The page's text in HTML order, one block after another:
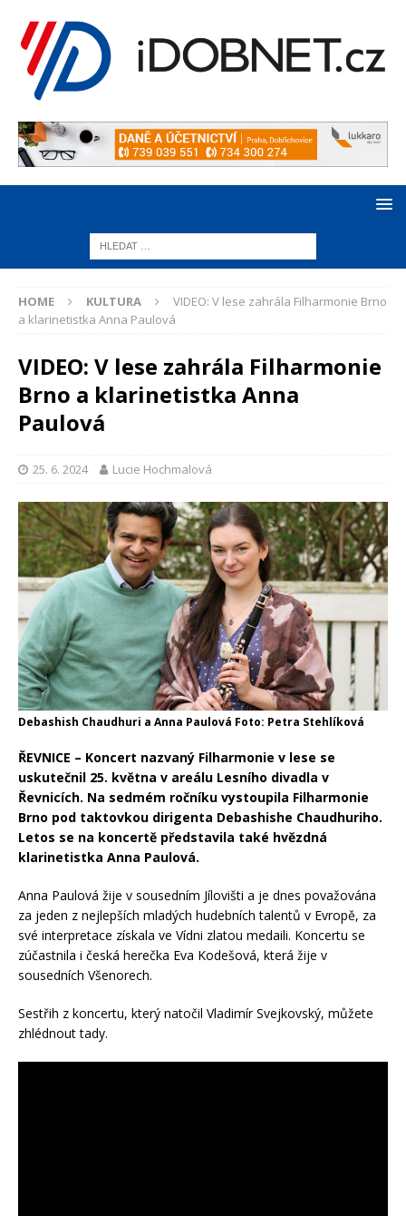
HOME KULTURA
VIDEO: V lese zahrála Filharmonie Brno
a klarinetistka Anna Paulová
VIDEO: V lese zahrála Filharmonie
Brno a klarinetistka Anna
Paulová
25. 6. 2024 Lucie Hochmalová
Debashish Chaudhuri a Anna Paulová Foto: Petra Stehlíková
ŘEVNICE – Koncert nazvaný Filharmonie v lese se
uskutečnil 25. května v areálu Lesního divadla v
Řevnicích. Na sedmém ročníku vystoupila Filharmonie
Brno pod taktovkou dirigenta Debashishe Chaudhuriho.
Letos se na koncertě představila také hvězdná
klarinetistka Anna Paulová.
Anna Paulová žije v sousedním Jílovišti a je dnes považována
za jeden z nejlepších mladých hudebních talentů v Evropě, za
své interpretace získala ve Vídni zlatou medaili. Koncertu se
zúčastnila i česká herečka Eva Kodešová, která žije v
sousedních Všenorech.
Sestřih z koncertu, který natočil Vladimír Svejkovský, můžete
zhlédnout tady.